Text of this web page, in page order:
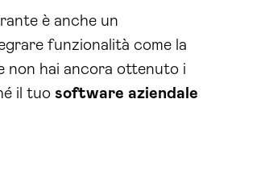
è anche un
funzionalità come la
non hai ancora ottenuto i
il tuo software aziendale